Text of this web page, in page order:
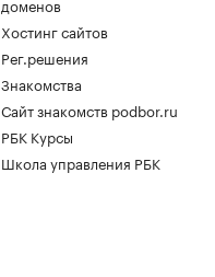
доменов
Хостинг сайтов
Рег.решения
Знакомства
Сайт знакомств podbor.ru
РБК Курсы
Школа управления РБК